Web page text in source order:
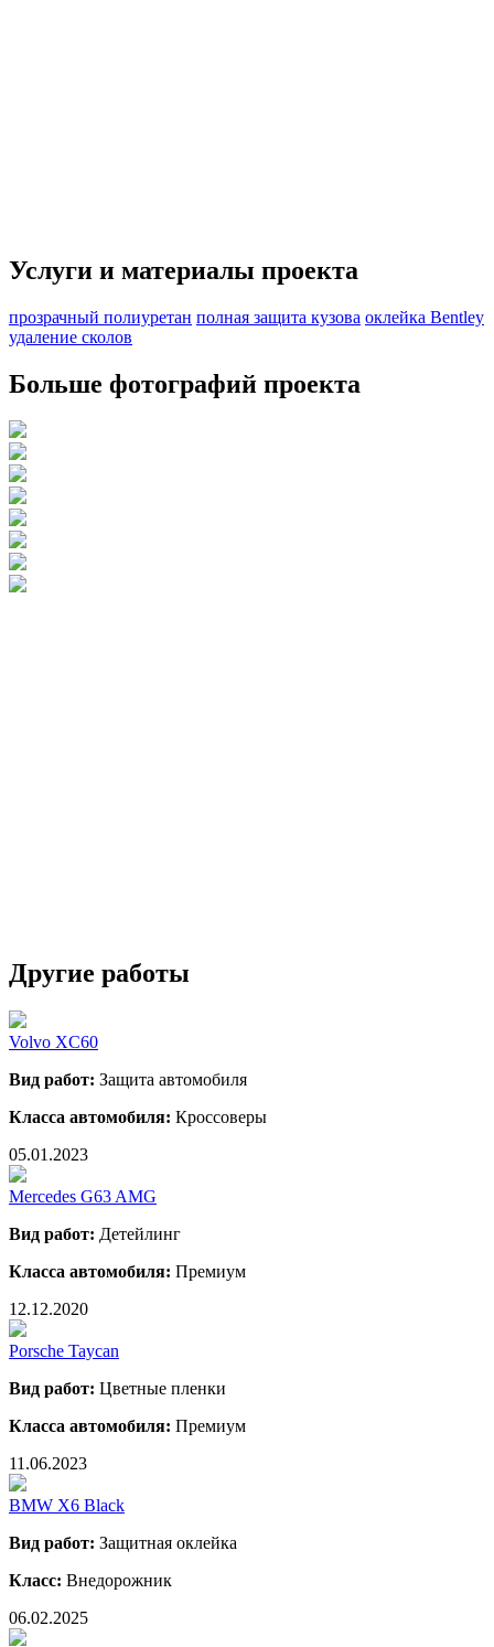
Услуги и материалы проекта
прозрачный полиуретан полная защита кузова оклейка Bentley
удаление сколов
Больше фотографий проекта
Другие работы
Volvo XC60
Вид работ: Защита автомобиля
Класса автомобиля: Кроссоверы
05.01.2023
Mercedes G63 AMG
Вид работ: Детейлинг
Класса автомобиля: Премиум
12.12.2020
Porsche Taycan
Вид работ: Цветные пленки
Класса автомобиля: Премиум
11.06.2023
BMW X6 Black
Вид работ: Защитная оклейка
Класс: Внедорожник
06.02.2025